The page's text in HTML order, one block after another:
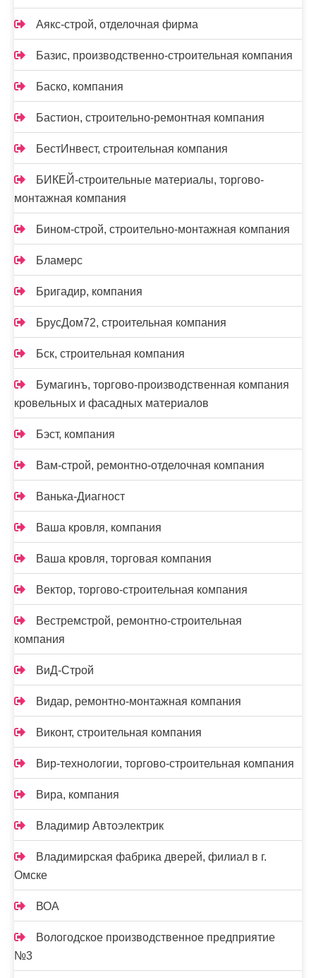
Аякс-строй, отделочная фирма
Базис, производственно-строительная компания
Баско, компания
Бастион, строительно-ремонтная компания
БестИнвест, строительная компания
БИКЕЙ-строительные материалы, торгово-
монтажная компания
Бином-строй, строительно-монтажная компания
Бламерс
Бригадир, компания
БрусДом72, строительная компания
Бск, строительная компания
Бумагинъ, торгово-производственная компания
кровельных и фасадных материалов
Бэст, компания
Вам-cтрой, ремонтно-отделочная компания
Ванька-Диагност
Ваша кровля, компания
Ваша кровля, торговая компания
Вектор, торгово-строительная компания
Вестремстрой, ремонтно-строительная
компания
ВиД-Строй
Видар, ремонтно-монтажная компания
Виконт, строительная компания
Вир-технологии, торгово-строительная компания
Вира, компания
Владимир Автоэлектрик
Владимирская фабрика дверей, филиал в г.
Омске
ВОА
Вологодское производственное предприятие
№3